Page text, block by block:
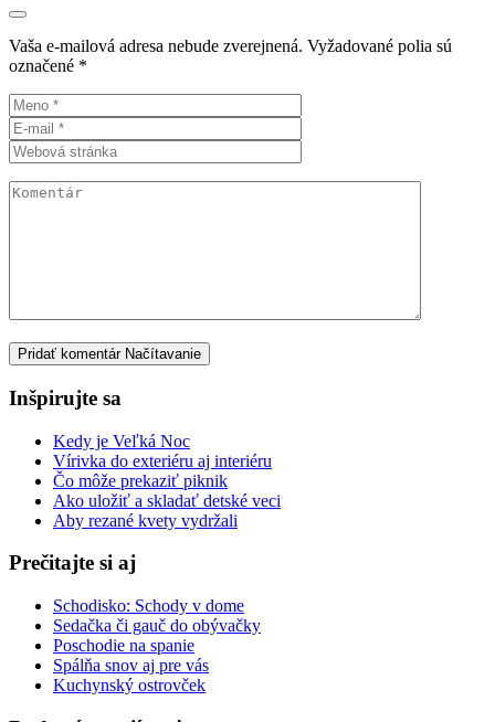
Vaša e-mailová adresa nebude zverejnená. Vyžadované polia sú
označené *
Pridať komentár Načítavanie
Inšpirujte sa
Kedy je Veľká Noc
Vírivka do exteriéru aj interiéru
Čo môže prekaziť piknik
Ako uložiť a skladať detské veci
Aby rezané kvety vydržali
Prečitajte si aj
Schodisko: Schody v dome
Sedačka či gauč do obývačky
Poschodie na spanie
Spálňa snov aj pre vás
Kuchynský ostrovček